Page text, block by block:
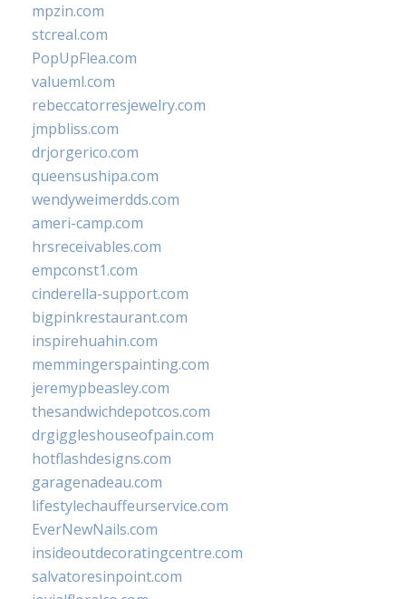
mpzin.com
stcreal.com
PopUpFlea.com
valueml.com
rebeccatorresjewelry.com
jmpbliss.com
drjorgerico.com
queensushipa.com
wendyweimerdds.com
ameri-camp.com
hrsreceivables.com
empconst1.com
cinderella-support.com
bigpinkrestaurant.com
inspirehuahin.com
memmingerspainting.com
jeremypbeasley.com
thesandwichdepotcos.com
drgiggleshouseofpain.com
hotflashdesigns.com
garagenadeau.com
lifestylechauffeurservice.com
EverNewNails.com
insideoutdecoratingcentre.com
salvatoresinpoint.com